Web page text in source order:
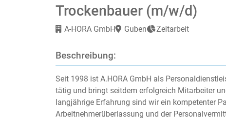
Trockenbauer (m/w/d)
A-HORA GmbH Guben Zeitarbeit
Beschreibung:
Seit 1998 ist A.HORA GmbH als
tätig und bringt seitdem erfolgreich Mitarbeiter
langjährige Erfahrung sind wir ein kompetenter
Arbeitnehmerüberlassung und der